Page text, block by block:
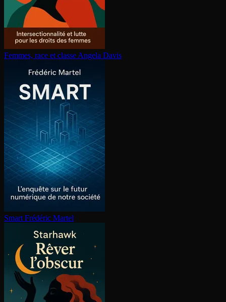
Femmes, race et classe Angela Davis
Smart Frédéric Martel